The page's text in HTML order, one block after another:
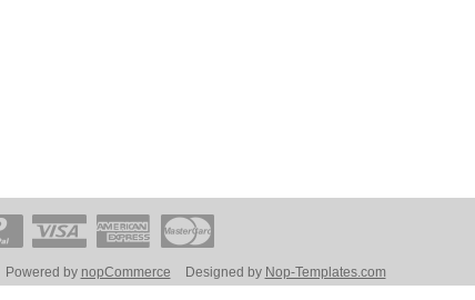
Powered by nopCommerce Designed by Nop-Templates.com